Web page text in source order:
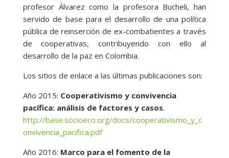
profesor Álvarez como la profesora Bucheli, han
servido de base para el desarrollo de una política
pública de reinserción de ex-combatientes a través
de cooperativas, contribuyendo con ello al
desarrollo de la paz en Colombia.
Los sitios de enlace a las últimas publicaciones son:
Año 2015: Cooperativismo y convivencia
pacífica: análisis de factores y casos.
http://base.socioeco.org/docs/cooperativismo_y_c
onvivencia_pacifica.pdf
Año 2016: Marco para el fomento de la